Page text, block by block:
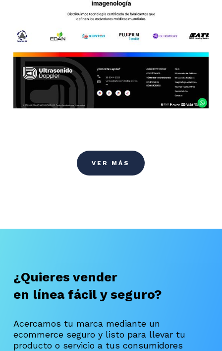
VER MÁS
¿Quieres vender
en línea fácil y seguro?
Acercamos tu marca mediante un
ecommerce seguro y listo para llevar tu
producto o servicio a tus consumidores